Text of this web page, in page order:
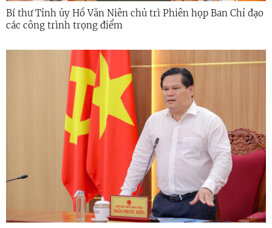
Bí thư Tỉnh ủy Hồ Văn Niên chủ trì Phiên họp Ban Chỉ đạo
các công trình trọng điểm